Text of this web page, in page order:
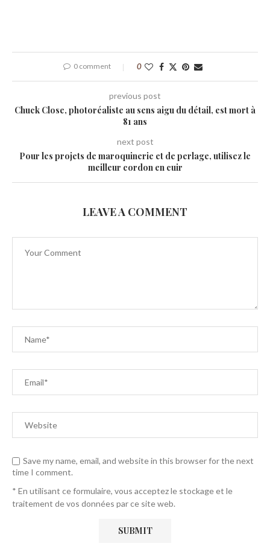
0 comment 0
previous post
Chuck Close, photoréaliste au sens aigu du détail, est mort à
81 ans
next post
Pour les projets de maroquinerie et de perlage, utilisez le
meilleur cordon en cuir
LEAVE A COMMENT
Save my name, email, and website in this browser for the next
time I comment.
* En utilisant ce formulaire, vous acceptez le stockage et le
traitement de vos données par ce site web.